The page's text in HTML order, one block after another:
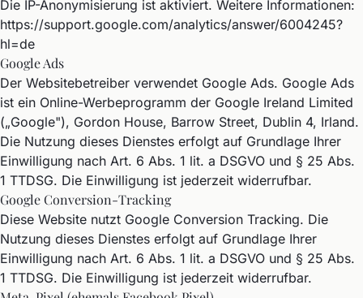
Die IP-Anonymisierung ist aktiviert. Weitere Informationen:
https://support.google.com/analytics/answer/6004245?
hl=de
Google Ads
Der Websitebetreiber verwendet Google Ads. Google Ads
ist ein Online-Werbeprogramm der Google Ireland Limited
(„Google"), Gordon House, Barrow Street, Dublin 4, Irland.
Die Nutzung dieses Dienstes erfolgt auf Grundlage Ihrer
Einwilligung nach Art. 6 Abs. 1 lit. a DSGVO und § 25 Abs.
1 TTDSG. Die Einwilligung ist jederzeit widerrufbar.
Google Conversion-Tracking
Diese Website nutzt Google Conversion Tracking. Die
Nutzung dieses Dienstes erfolgt auf Grundlage Ihrer
Einwilligung nach Art. 6 Abs. 1 lit. a DSGVO und § 25 Abs.
1 TTDSG. Die Einwilligung ist jederzeit widerrufbar.